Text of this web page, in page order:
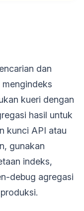
dan
mengindeks
kueri dengan
hasil untuk
kunci API atau
gunakan
indeks,
debug agregasi